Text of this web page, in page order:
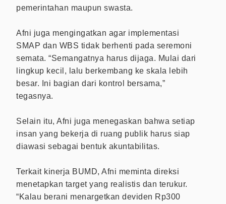
pemerintahan maupun swasta.
Afni juga mengingatkan agar implementasi
SMAP dan WBS tidak berhenti pada seremoni
semata. “Semangatnya harus dijaga. Mulai dari
lingkup kecil, lalu berkembang ke skala lebih
besar. Ini bagian dari kontrol bersama,”
tegasnya.
Selain itu, Afni juga menegaskan bahwa setiap
insan yang bekerja di ruang publik harus siap
diawasi sebagai bentuk akuntabilitas.
Terkait kinerja BUMD, Afni meminta direksi
menetapkan target yang realistis dan terukur.
“Kalau berani menargetkan deviden Rp300